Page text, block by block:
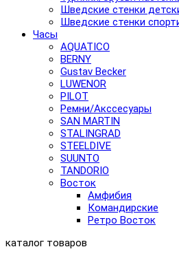
Шведские стенки
Шведские стенки
Часы
AQUATICO
BERNY
Gustav Becker
LUWENOR
PILOT
Pемни/Акссесуары
SAN MARTIN
STALINGRAD
STEELDIVE
SUUNTO
TANDORIO
Восток
Амфибия
Командирские
Ретро Восток
каталог товаров